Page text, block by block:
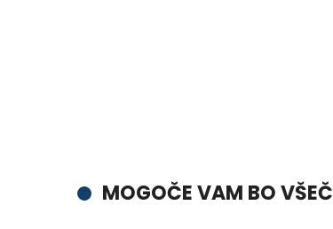
MOGOČE VAM BO VŠEČ